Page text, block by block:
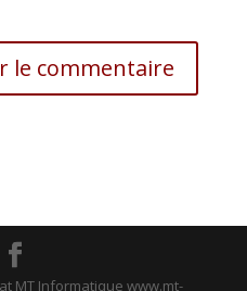
MT Informatique www.mt-